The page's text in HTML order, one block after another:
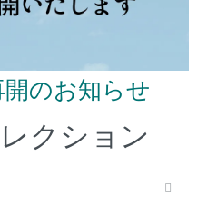
のお知らせ
クション